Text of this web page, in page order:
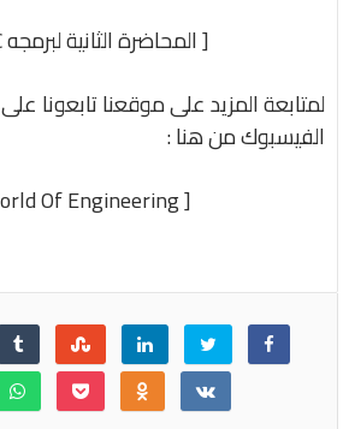
[المحاضرة الثانية لبرمجه PLC
لمتابعة المزيد على موقعنا تابعونا
الفيسبوك من هنا :
[
Of Engineering